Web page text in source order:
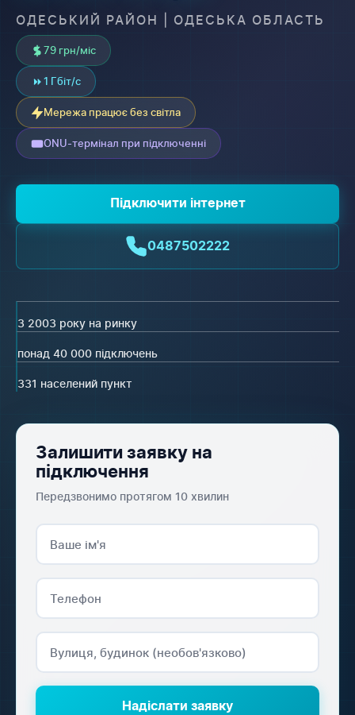
ОДЕСЬКИЙ РАЙОН | ОДЕСЬКА ОБЛАСТЬ
79 грн/міс
1 Гбіт/с
Мережа працює без світла
ONU-термінал при підключенні
Підключити інтернет
0487502222
З 2003 року на ринку
понад 40 000 підключень
331 населений пункт
Залишити заявку на
підключення
Передзвонимо протягом 10 хвилин
Надіслати заявку